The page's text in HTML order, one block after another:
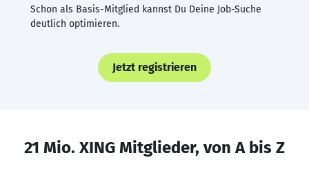
Schon als Basis-Mitglied kannst Du Deine Job-Suche
deutlich optimieren.
Jetzt registrieren
21 Mio. XING Mitglieder, von A bis Z